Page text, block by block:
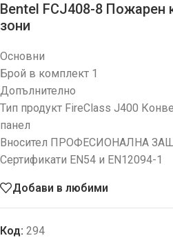
Bentel FCJ408-8 Пожарен
зони
Основни
Брой в комплект 1
Допълнително
Тип продукт FireClass J400
панел
Вносител ПРОФЕСИОНАЛНА
Сертификати EN54 и EN12094-1
Добави в любими
Код: 294